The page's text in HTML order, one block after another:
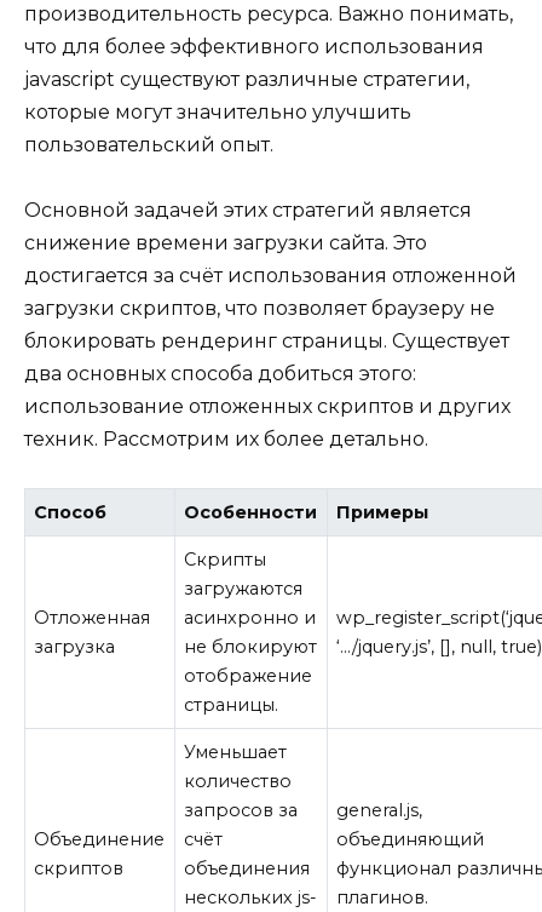
производительность ресурса. Важно понимать,
что для более эффективного использования
javascript существуют различные стратегии,
которые могут значительно улучшить
пользовательский опыт.
Основной задачей этих стратегий является
снижение времени загрузки сайта. Это
достигается за счёт использования отложенной
загрузки скриптов, что позволяет браузеру не
блокировать рендеринг страницы. Существует
два основных способа добиться этого:
использование отложенных скриптов и других
техник. Рассмотрим их более детально.
Способ Особенности Примеры
Отложенная
загрузка
Скрипты
загружаются
асинхронно и
не блокируют
отображение
страницы.
‘…/jquery.js’, [], null,
Объединение
скриптов
Уменьшает
количество
запросов за
счёт
объединения
нескольких js-
general.js,
объединяющий
функционал
плагинов.